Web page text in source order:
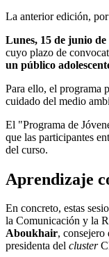
La anterior edición,
Lunes, 15 de junio de
cuyo plazo de
un público
Para ello, el programa
cuidado del medio
El "Programa de
que las participantes
del curso.
Aprendizaje
En concreto, estas
la Comunicación y la
Aboukhair, consejero
presidenta del cluster